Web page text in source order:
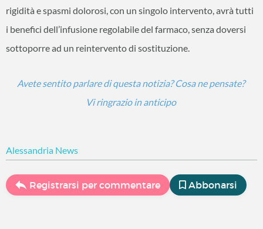
rigidità e spasmi dolorosi, con un singolo intervento, avrà tutti
i benefici dell’infusione regolabile del farmaco, senza doversi
sottoporre ad un reintervento di sostituzione.
Avete sentito parlare di questa notizia? Cosa ne pensate?
Vi ringrazio in anticipo
Alessandria News
Registrarsi per commentare Abbonarsi